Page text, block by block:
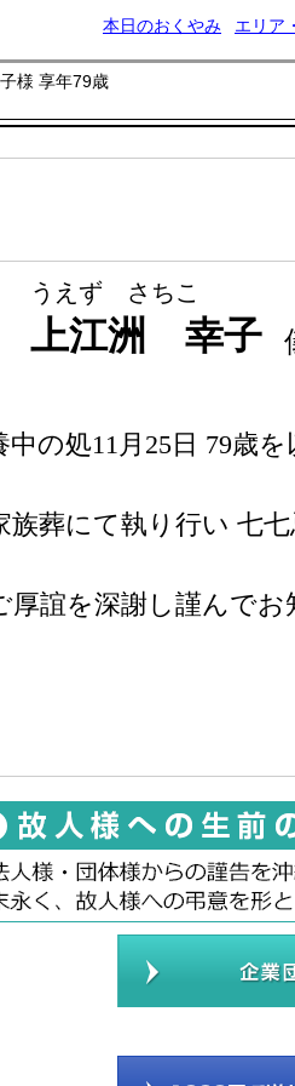
本日のおくやみ エリア
様 享年79歳
うえず さちこ
上江洲 幸子
中の処11月25日 79歳
族葬にて執り行い 七
厚誼を深謝し謹んでお